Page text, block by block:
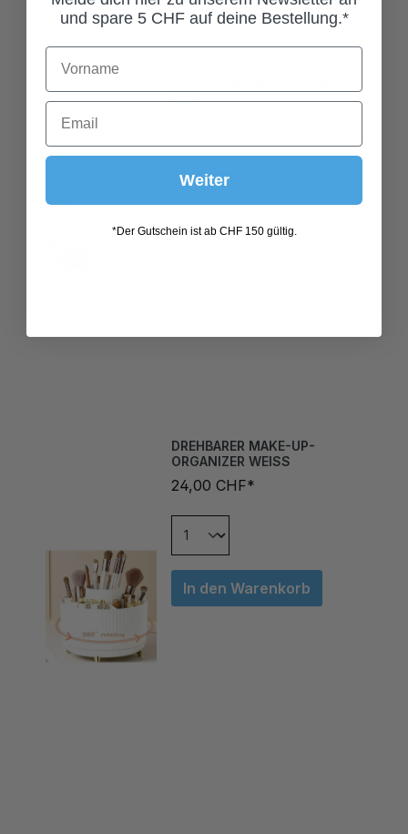
8,00 CHF*
ORGANIZER WEISS
24,00 CHF*
In den Warenkorb
und spare 5 CHF auf deine Bestellung.*
Weiter
*Der Gutschein ist ab CHF 150 gültig.